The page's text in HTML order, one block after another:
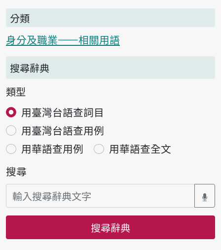
分類
身分及職業——相關用語
搜尋辭典
類型
用臺灣台語查詞目
用臺灣台語查用例
用華語查用例
用華語查全文
搜尋
搜尋辭典